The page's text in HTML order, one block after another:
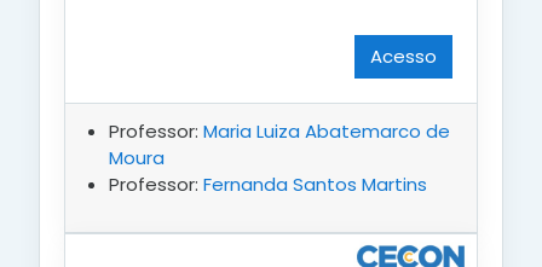
Acesso
Professor: Maria Luiza Abatemarco de
Moura
Professor: Fernanda Santos Martins